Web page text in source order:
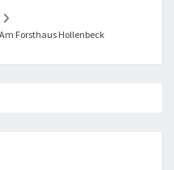
Forsthaus Hollenbeck